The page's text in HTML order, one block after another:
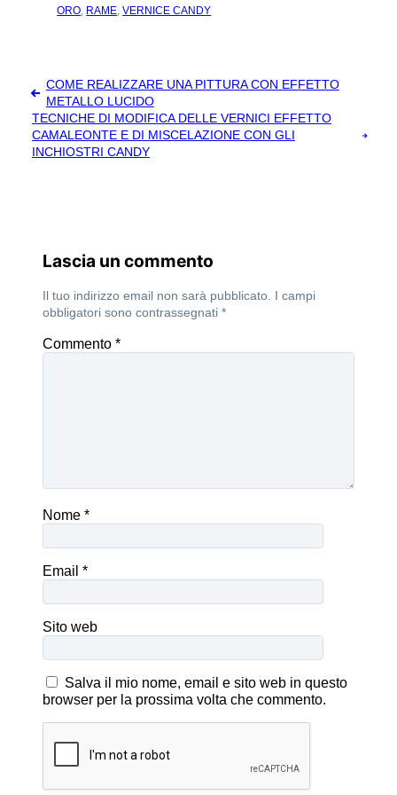
ORO, RAME,VERNICE CANDY
articoli
COME REALIZZARE UNA PITTURA CON EFFETTO
METALLO LUCIDO
TECNICHE DI MODIFICA DELLE VERNICI EFFETTO
CAMALEONTE E DI MISCELAZIONE CON GLI
INCHIOSTRI CANDY
Lascia un commento
Il tuo indirizzo email non sarà pubblicato. I campi
obbligatori sono contrassegnati *
Commento *
Nome *
Email *
Sito web
Salva il mio nome, email e sito web in questo
browser per la prossima volta che commento.